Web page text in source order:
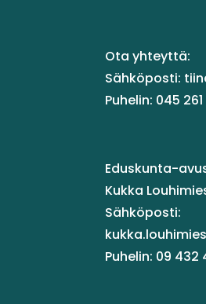
Ota yhteyttä:
Sähköposti:
Puhelin: 045
Eduskunta-
Kukka
Sähköposti:
Puhelin: 09 432